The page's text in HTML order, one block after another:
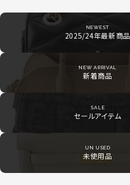
NEWEST
2025/24年最新商品
NEW ARRIVAL
新着商品
SALE
セールアイテム
UN USED
未使用品